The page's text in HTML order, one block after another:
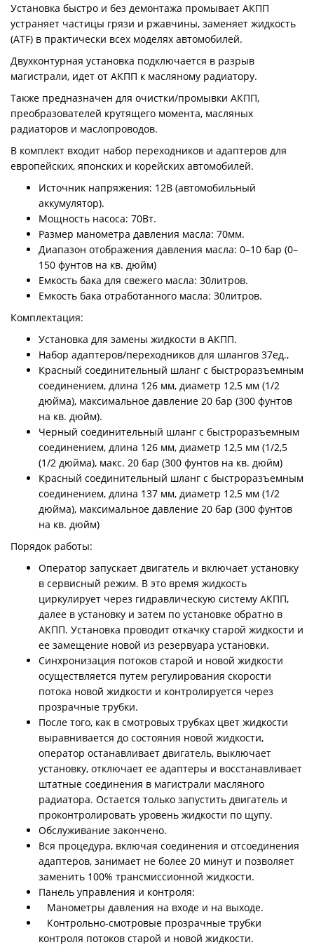
Установка быстро и без демонтажа промывает АКПП
устраняет частицы грязи и ржавчины, заменяет жидкость
(ATF) в практически всех моделях автомобилей.
Двухконтурная установка подключается в разрыв
магистрали, идет от АКПП к масляному радиатору.
Также предназначен для очистки/промывки АКПП,
преобразователей крутящего момента, масляных
радиаторов и маслопроводов.
В комплект входит набор переходников и адаптеров для
европейских, японских и корейских автомобилей.
Источник напряжения: 12В (автомобильный
аккумулятор).
Мощность насоса: 70Вт.
Размер манометра давления масла: 70мм.
Диапазон отображения давления масла: 0–10 бар (0–
150 фунтов на кв. дюйм)
Емкость бака для свежего масла: 30литров.
Емкость бака отработанного масла: 30литров.
Комплектация:
Установка для замены жидкости в АКПП.
Набор адаптеров/переходников для шлангов 37ед.,
Красный соединительный шланг с быстроразъемным
соединением, длина 126 мм, диаметр 12,5 мм (1/2
дюйма), максимальное давление 20 бар (300 фунтов
на кв. дюйм).
Черный соединительный шланг с быстроразъемным
соединением, длина 126 мм, диаметр 12,5 мм (1/2,5
(1/2 дюйма), макс. 20 бар (300 фунтов на кв. дюйм)
Красный соединительный шланг с быстроразъемным
соединением, длина 137 мм, диаметр 12,5 мм (1/2
дюйма), максимальное давление 20 бар (300 фунтов
на кв. дюйм)
Порядок работы:
Оператор запускает двигатель и включает установку
в сервисный режим. В это время жидкость
циркулирует через гидравлическую систему АКПП,
далее в установку и затем по установке обратно в
АКПП. Установка проводит откачку старой жидкости и
ее замещение новой из резервуара установки.
Синхронизация потоков старой и новой жидкости
осуществляется путем регулирования скорости
потока новой жидкости и контролируется через
прозрачные трубки.
После того, как в смотровых трубках цвет жидкости
выравнивается до состояния новой жидкости,
оператор останавливает двигатель, выключает
установку, отключает ее адаптеры и восстанавливает
штатные соединения в магистрали масляного
радиатора. Остается только запустить двигатель и
проконтролировать уровень жидкости по щупу.
Обслуживание закончено.
Вся процедура, включая соединения и отсоединения
адаптеров, занимает не более 20 минут и позволяет
заменить 100% трансмиссионной жидкости.
Панель управления и контроля:
Манометры давления на входе и на выходе.
Контрольно-смотровые прозрачные трубки
контроля потоков старой и новой жидкости.